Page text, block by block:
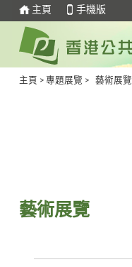
主頁 手機版
主頁 > 專題展覽 > 藝術展覽
藝術展覽